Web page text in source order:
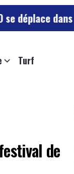
dans le
Turf
de